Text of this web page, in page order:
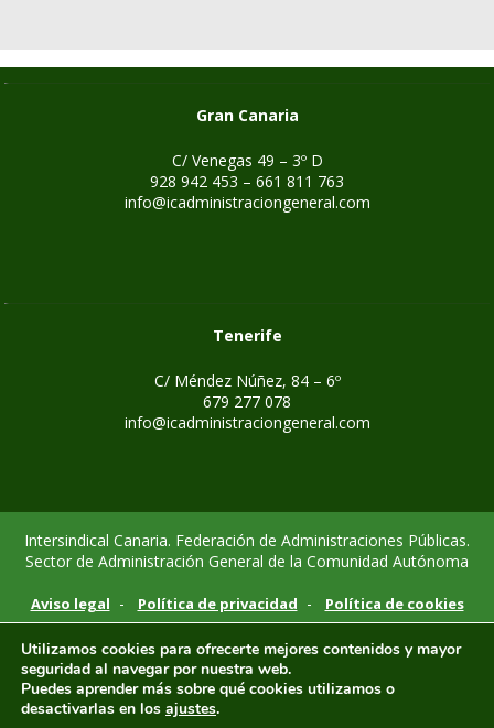
Gran Canaria
C/ Venegas 49 – 3º D
928 942 453 – 661 811 763
info@icadministraciongeneral.com
Tenerife
C/ Méndez Núñez, 84 – 6º
679 277 078
info@icadministraciongeneral.com
Intersindical Canaria. Federación de Administraciones Públicas.
Sector de Administración General de la Comunidad Autónoma
Aviso legal - Política de privacidad - Política de cookies
Utilizamos cookies para ofrecerte mejores contenidos y mayor
seguridad al navegar por nuestra web.
Puedes aprender más sobre qué cookies utilizamos o
desactivarlas en los ajustes.